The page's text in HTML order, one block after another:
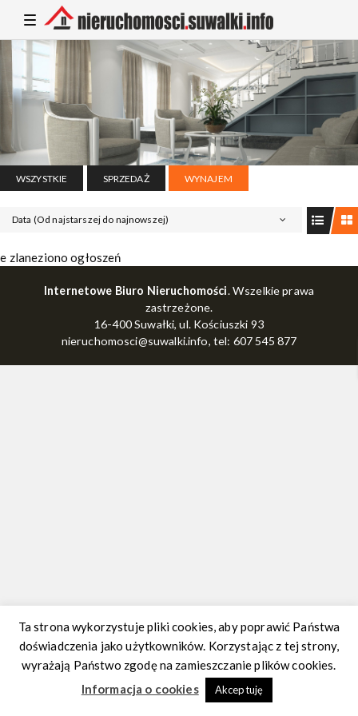
T
g
g
e
n
a
a
t
i
o
WSZYSTKIE SPRZEDAŻ WYNAJEM
Data (Od najstarszej do najnowszej)
zlaneziono ogłoszeń
Internetowe Biuro Nieruchomości. Wszelkie prawa
zastrzeżone.
16-400 Suwałki, ul. Kościuszki 93
nieruchomosci@suwalki.info, tel: 607 545 877
Ta strona wykorzystuje pliki cookies, aby poprawić Państwa
doświadczenia jako użytkowników. Korzystając z tej strony,
wyrażają Państwo zgodę na zamieszczanie plików cookies.
Informacja o cookies
Akceptuję